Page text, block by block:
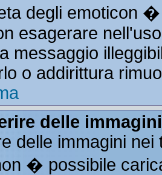
degli emoticon
esagerare
messaggio
o addirittura
delle
delle immagini
� possibile